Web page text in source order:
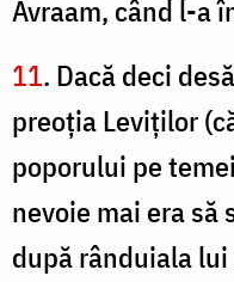
Avraam, când l-a
11. Dacă deci
preoţia Leviţilor
poporului pe
nevoie mai era să
după rânduiala